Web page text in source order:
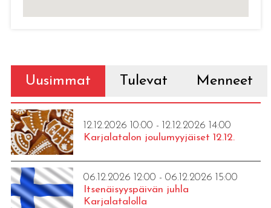
Uusimmat Tulevat Menneet
12.12.2026 10:00 - 12.12.2026 14:00
Karjalatalon joulumyyjäiset 12.12.
06.12.2026 12:00 - 06.12.2026 15:00
Itsenäisyyspäivän juhla
Karjalatalolla